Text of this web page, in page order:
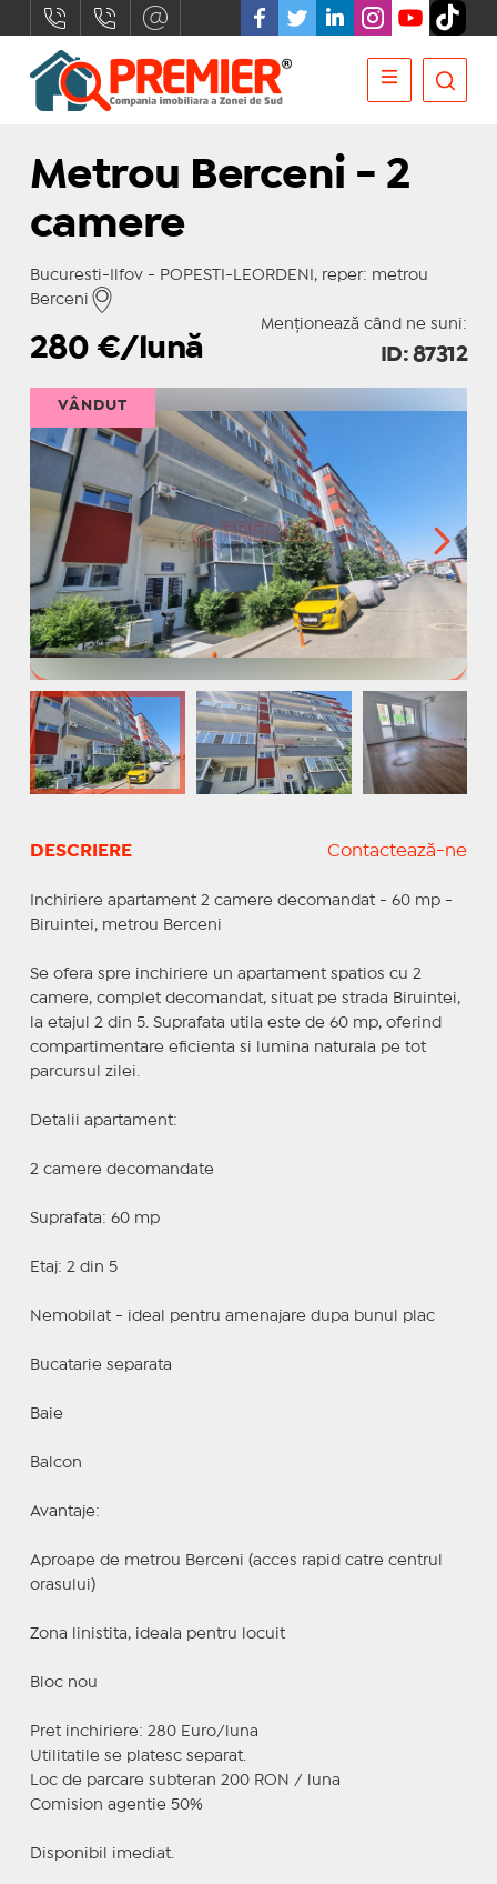
Metrou Berceni - 2
camere
Bucuresti-Ilfov - POPESTI-LEORDENI, reper: metrou
Berceni
Menționează când ne suni:
280 €/lună ID: 87312
VÂNDUT
DESCRIERE Contactează-ne
Inchiriere apartament 2 camere decomandat - 60 mp -
Biruintei, metrou Berceni
Se ofera spre inchiriere un apartament spatios cu 2
camere, complet decomandat, situat pe strada Biruintei,
la etajul 2 din 5. Suprafata utila este de 60 mp, oferind
compartimentare eficienta si lumina naturala pe tot
parcursul zilei.
Detalii apartament:
2 camere decomandate
Suprafata: 60 mp
Etaj: 2 din 5
Nemobilat - ideal pentru amenajare dupa bunul plac
Bucatarie separata
Baie
Balcon
Avantaje:
Aproape de metrou Berceni (acces rapid catre centrul
orasului)
Zona linistita, ideala pentru locuit
Bloc nou
Pret inchiriere: 280 Euro/luna
Utilitatile se platesc separat.
Loc de parcare subteran 200 RON / luna
Comision agentie 50%
Disponibil imediat.